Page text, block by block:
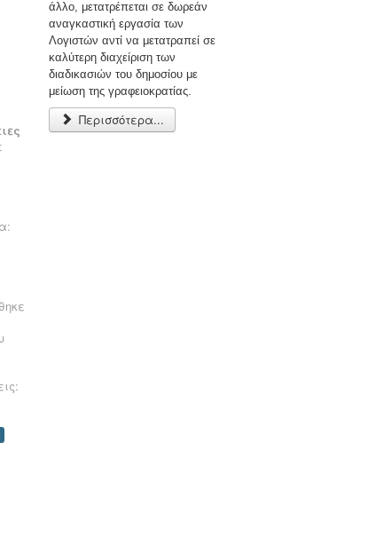
άλλο, μετατρέπεται σε δωρεάν
αναγκαστική εργασία των
Λογιστών αντί να μετατραπεί σε
καλύτερη διαχείριση των
διαδικασιών του δημοσίου με
μείωση της γραφειοκρατίας.
Περισσότερα...